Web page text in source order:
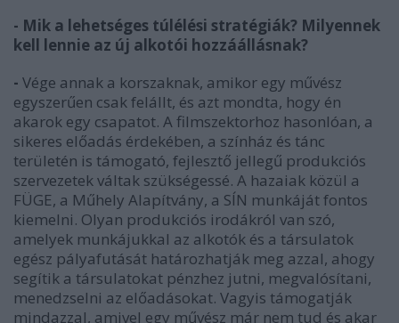
- Mik a lehetséges túlélési stratégiák? Milyennek
kell lennie az új alkotói hozzáállásnak?
- Vége annak a korszaknak, amikor egy művész
egyszerűen csak felállt, és azt mondta, hogy én
akarok egy csapatot. A filmszektorhoz hasonlóan, a
sikeres előadás érdekében, a színház és tánc
területén is támogató, fejlesztő jellegű produkciós
szervezetek váltak szükségessé. A hazaiak közül a
FÜGE, a Műhely Alapítvány, a SÍN munkáját fontos
kiemelni. Olyan produkciós irodákról van szó,
amelyek munkájukkal az alkotók és a társulatok
egész pályafutását határozhatják meg azzal, ahogy
segítik a társulatokat pénzhez jutni, megvalósítani,
menedzselni az előadásokat. Vagyis támogatják
mindazzal, amivel egy művész már nem tud és akar